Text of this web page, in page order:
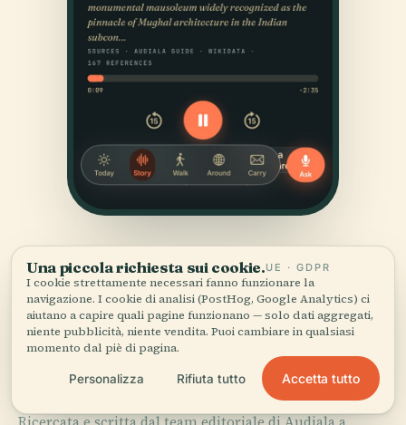
FONTI
Verificato,e mostrato.
Una piccola richiesta sui cookie.UE · GDPR
I cookie strettamente necessari fanno funzionare la
navigazione. I cookie di analisi (PostHog, Google Analytics) ci
aiutano a capire quali pagine funzionano — solo dati aggregati,
niente pubblicità, niente vendita. Puoi cambiare in qualsiasi
momento dal piè di pagina.
Personalizza Rifiuta tutto Accetta tutto